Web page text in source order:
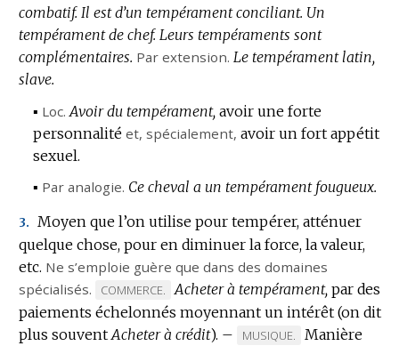
combatif. Il est d’un tempérament conciliant. Un
tempérament de chef. Leurs tempéraments sont
complémentaires. Par extension. Le tempérament latin,
slave.
▪ Loc. Avoir du tempérament, avoir une forte
personnalité et, spécialement, avoir un fort appétit
sexuel.
▪ Par analogie. Ce cheval a un tempérament fougueux.
3.
Moyen que l’on utilise pour tempérer, atténuer
quelque chose, pour en diminuer la force, la valeur,
etc. Ne s’emploie guère que dans des domaines
spécialisés.
MARQUE
DE
DOMAINE
COMMERCE. Acheter à tempérament, par des
paiements échelonnés moyennant un intérêt (on dit
plus souvent Acheter à crédit). –
MARQUE
MUSIQUE.
Manière